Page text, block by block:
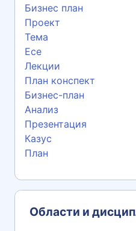
Бизнес план
Проект
Тема
Есе
Лекции
План конспект
Бизнес-план
Анализ
Презентация
Казус
План
Области и